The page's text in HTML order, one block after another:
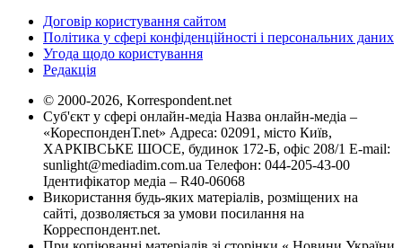
Договір користування сайтом
Політика у сфері конфіденційності і персональних даних
Угода щодо користування
Редакція
© 2000-2026, Korrespondent.net
Суб'єкт у сфері онлайн-медіа Назва онлайн-медіа –
«КореспонденТ.net» Адреса: 02091, місто Київ,
ХАРКІВСЬКЕ ШОСЕ, будинок 172-Б, офіс 208/1 E-mail:
sunlight@mediadim.com.ua Телефон: 044-205-43-00
Ідентифікатор медіа – R40-06068
Використання будь-яких матеріалів, розміщених на
сайті, дозволяється за умови посилання на
Корреспондент.net.